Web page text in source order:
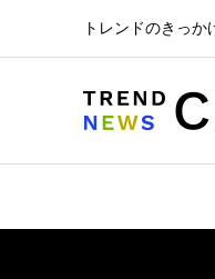
トレンドのきっ